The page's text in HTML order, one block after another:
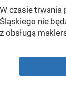
W czasie trwania
Śląskiego nie
z obsługą